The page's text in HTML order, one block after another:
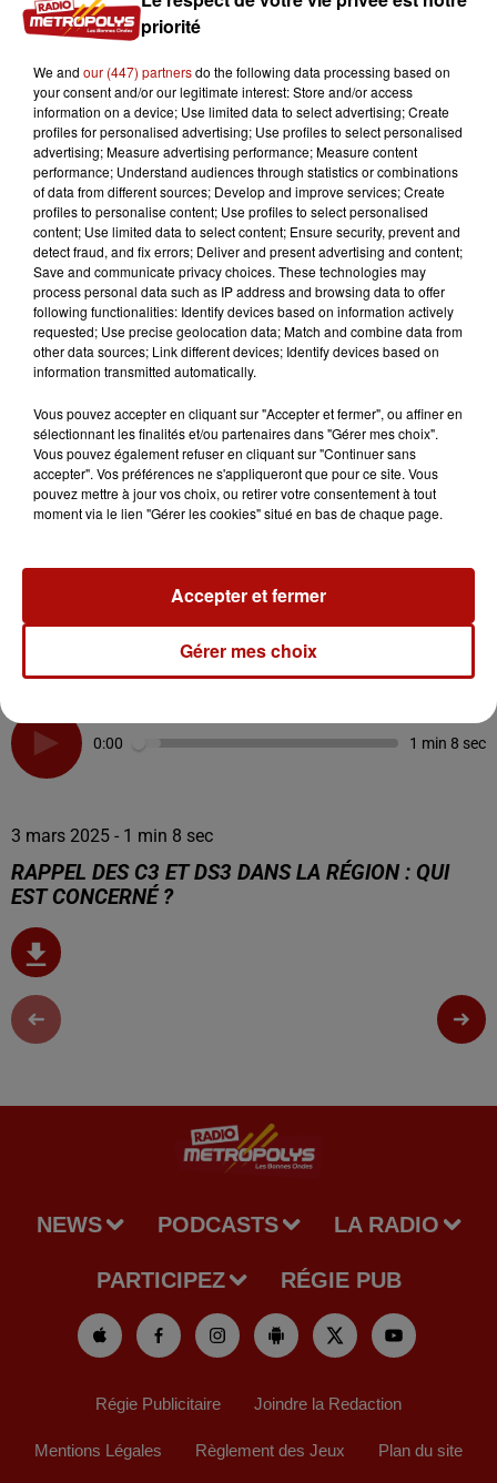
Et de prochaines campagnes arriveront, pour les véhicules
datant de 2014 à 2019.
Vous pouvez le vérifier grâce à votre Véhicule
Identification Number(VIN), une suite de 17 caractères sur
votre carte grise(commençant par VR ou VR).
0:00 1 min 8 sec
3 mars 2025 - 1 min 8 sec
RAPPEL DES C3 ET DS3 DANS LA RÉGION : QUI
EST CONCERNÉ ?
NEWS PODCASTS LA RADIO
PARTICIPEZ RÉGIE PUB
Régie Publicitaire Joindre la Redaction
Mentions Légales Règlement des Jeux Plan du site
priorité
We and our (447) partnersdo the following data processing based on
your consent and/or our legitimate interest: Store and/or access
information on a device; Use limited data to select advertising; Create
profiles for personalised advertising; Use profiles to select personalised
advertising; Measure advertising performance; Measure content
performance; Understand audiences through statistics or combinations
of data from different sources; Develop and improve services; Create
profiles to personalise content; Use profiles to select personalised
content; Use limited data to select content; Ensure security, prevent and
detect fraud, and fix errors; Deliver and present advertising and content;
Save and communicate privacy choices. These technologies may
process personal data such as IP address and browsing data to offer
following functionalities: Identify devices based on information actively
requested; Use precise geolocation data; Match and combine data from
other data sources; Link different devices; Identify devices based on
information transmitted automatically.
Vous pouvez accepter en cliquant sur "Accepter et fermer", ou affiner en
sélectionnant les finalités et/ou partenaires dans "Gérer mes choix".
Vous pouvez également refuser en cliquant sur "Continuer sans
accepter". Vos préférences ne s'appliqueront que pour ce site. Vous
pouvez mettre à jour vos choix, ou retirer votre consentement à tout
moment via le lien "Gérer les cookies" situé en bas de chaque page.
Gérer mes choix
Accepter et fermer